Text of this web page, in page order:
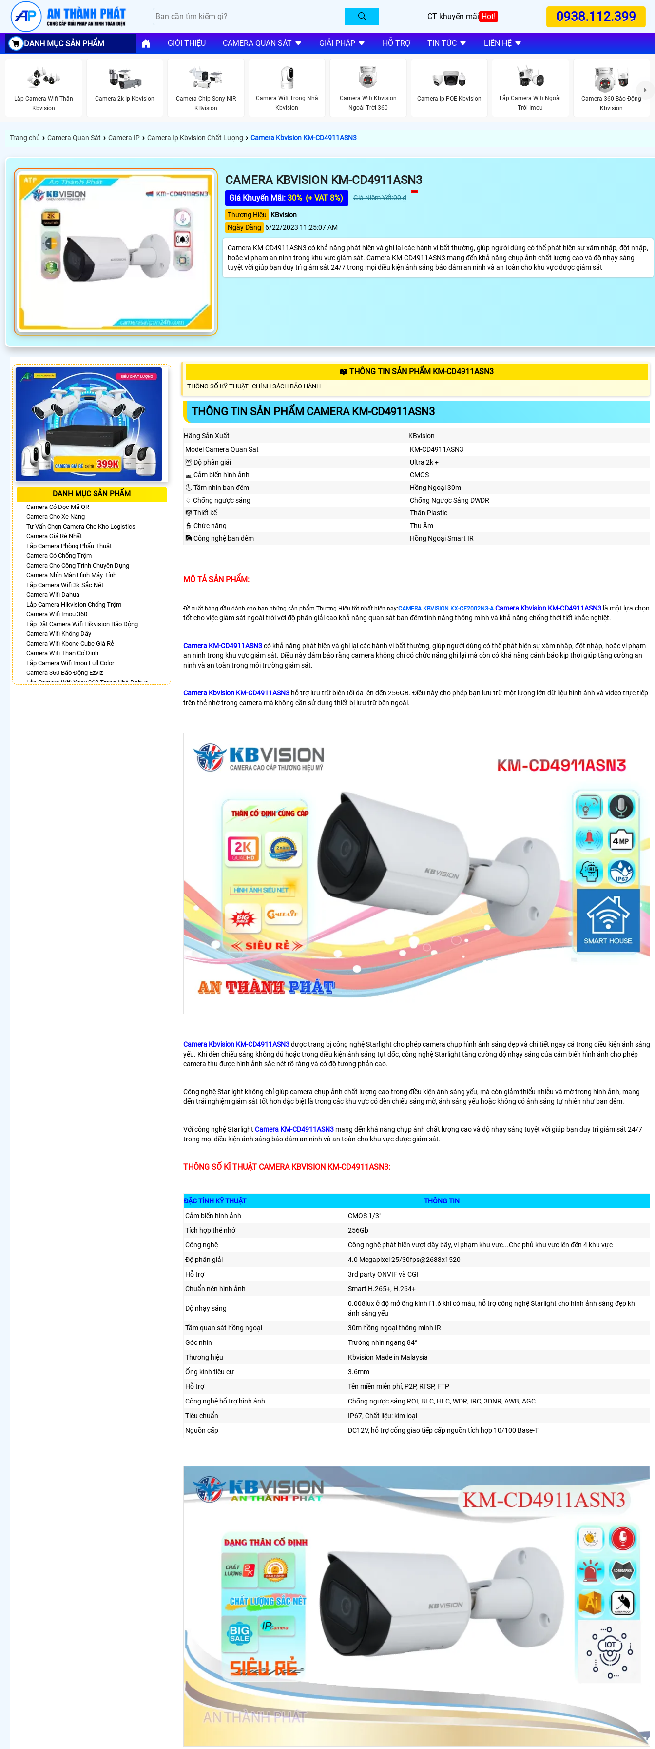
CT khuyến mãi Hot! 0938.112.399
DANH MỤC SẢN PHẨM GIỚI THIỆU CAMERA QUAN SÁT GIẢI PHÁP HỖ TRỢ TIN TỨC LIÊN HỆ
Lắp Camera Wifi Thân
Kbvision
Camera 2k Ip Kbvision
Camera Chip Sony NIR
KBvision
Camera Wifi Trong Nhà
Kbvision
Camera Wifi Kbvision
Ngoài Trời 360
Camera Ip POE Kbvision
Lắp Camera Wifi Ngoài
Trời Imou
Camera 360 Báo Động
Kbvision
Trang chủ › Camera Quan Sát › Camera IP › Camera Ip Kbvision Chất Lượng › Camera Kbvision KM-CD4911ASN3
CAMERA KBVISION KM-CD4911ASN3
Giá Khuyến Mãi: 30% (+ VAT 8%) Giá Niêm Yết:00 ₫
Thương Hiệu
KBvision
Ngày Đăng
6/22/2023 11:25:07 AM
Camera KM-CD4911ASN3 có khả năng phát hiện và ghi lại các hành vi bất thường, giúp người dùng có thể phát hiện sự xâm nhập, đột nhập,
hoặc vi phạm an ninh trong khu vực giám sát. Camera KM-CD4911ASN3 mang đến khả năng chụp ảnh chất lượng cao và độ nhạy sáng
tuyệt vời giúp bạn duy trì giám sát 24/7 trong mọi điều kiện ánh sáng bảo đảm an ninh và an toàn cho khu vực được giám sát
DANH MỤC SẢN PHẨM
Camera Có Đọc Mã QR
Camera Cho Xe Nâng
Tư Vấn Chọn Camera Cho Kho Logistics
Camera Giá Rẻ Nhất
Lắp Camera Phòng Phẩu Thuật
Camera Có Chống Trộm
Camera Cho Công Trình Chuyên Dụng
Camera Nhìn Màn Hình Máy Tính
Lắp Camera Wifi 3k Sắc Nét
Camera Wifi Dahua
Lắp Camera Hikvision Chống Trộm
Camera Wifi Imou 360
Lắp Đặt Camera Wifi Hikvision Báo Động
Camera Wifi Không Dây
Camera Wifi Kbone Cube Giá Rẻ
Camera Wifi Thân Cố Định
Lắp Camera Wifi Imou Full Color
Camera 360 Báo Động Ezviz
Lắp Camera Wifi Xoay 360 Trong Nhà Dahua
📖 THÔNG TIN SẢN PHẨM KM-CD4911ASN3
THÔNG SỐ KỸ THUẬT CHÍNH SÁCH BẢO HÀNH
THÔNG TIN SẢN PHẨM CAMERA KM-CD4911ASN3
Hãng Sản Xuất
KBvision
Model Camera Quan Sát
KM-CD4911ASN3
🦉 Độ phân giải
Ultra 2k +
💻 Cảm biến hình ảnh
CMOS
🌜 Tầm nhìn ban đêm
Hồng Ngoại 30m
♢ Chống ngược sáng
Chống Ngược Sáng DWDR
🎼️ Thiết kế
Thân Plastic
👮 Chức năng
Thu Âm
🎑 Công nghệ ban đêm
Hồng Ngoại Smart IR
MÔ TẢ SẢN PHẨM:
Đề xuất hàng đầu dành cho bạn những sản phẩm Thương Hiệu tốt nhất hiện nay:CAMERA KBVISION KX-CF2002N3-A Camera Kbvision KM-CD4911ASN3 là một lựa chọn
tốt cho việc giám sát ngoài trời với độ phân giải cao khả năng quan sát ban đêm tính năng thông minh và khả năng chống thời tiết khắc nghiệt.
Camera KM-CD4911ASN3có khả năng phát hiện và ghi lại các hành vi bất thường, giúp người dùng có thể phát hiện sự xâm nhập, đột nhập, hoặc vi phạm
an ninh trong khu vực giám sát. Điều này đảm bảo rằng camera không chỉ có chức năng ghi lại mà còn có khả năng cảnh báo kịp thời giúp tăng cường an
ninh và an toàn trong môi trường giám sát.
Camera Kbvision KM-CD4911ASN3 hỗ trợ lưu trữ biên tối đa lên đến 256GB. Điều này cho phép bạn lưu trữ một lượng lớn dữ liệu hình ảnh và video trực tiếp
trên thẻ nhớ trong camera mà không cần sử dụng thiết bị lưu trữ bên ngoài.
Camera Kbvision KM-CD4911ASN3được trang bị công nghệ Starlight cho phép camera chụp hình ảnh sáng đẹp và chi tiết ngay cả trong điều kiện ánh sáng
yếu. Khi đèn chiếu sáng không đủ hoặc trong điều kiện ánh sáng tụt dốc, công nghệ Starlight tăng cường độ nhạy sáng của cảm biến hình ảnh cho phép
camera thu được hình ảnh sắc nét rõ ràng và có độ tương phản cao.
Công nghệ Starlight không chỉ giúp camera chụp ảnh chất lượng cao trong điều kiện ánh sáng yếu, mà còn giảm thiểu nhiễu và mờ trong hình ảnh, mang
đến trải nghiệm giám sát tốt hơn đặc biệt là trong các khu vực có đèn chiếu sáng mờ, ánh sáng yếu hoặc không có ánh sáng tự nhiên như ban đêm.
Với công nghệ Starlight Camera KM-CD4911ASN3 mang đến khả năng chụp ảnh chất lượng cao và độ nhạy sáng tuyệt vời giúp bạn duy trì giám sát 24/7
trong mọi điều kiện ánh sáng bảo đảm an ninh và an toàn cho khu vực được giám sát.
THÔNG SỐ KĨ THUẬT CAMERA KBVISION KM-CD4911ASN3:
ĐẶC TÍNH KỸ THUẬT
THÔNG TIN
Cảm biến hình ảnh
CMOS 1/3"
Tích hợp thẻ nhớ
256Gb
Công nghệ
Công nghệ phát hiện vượt dây bẫy, vi phạm khu vực...Che phủ khu vực lên đến 4 khu vực
Độ phân giải
4.0 Megapixel 25/30fps@2688x1520
Hỗ trợ
3rd party ONVIF và CGI
Chuẩn nén hình ảnh
Smart H.265+, H.264+
Độ nhạy sáng
0.008lux ở độ mở ống kính f1.6 khi có màu, hỗ trợ công nghệ Starlight cho hình ảnh sáng đẹp khi
ánh sáng yếu
Tầm quan sát hồng ngoại
30m hồng ngoại thông minh IR
Góc nhìn
Trường nhìn ngang 84°
Thương hiệu
Kbvision Made in Malaysia
Ống kính tiêu cự
3.6mm
Hỗ trợ
Tên miền miễn phí, P2P, RTSP, FTP
Công nghệ bổ trợ hình ảnh
Chống ngược sáng ROI, BLC, HLC, WDR, IRC, 3DNR, AWB, AGC...
Tiêu chuẩn
IP67, Chất liệu: kim loại
Nguồn cấp
DC12V, hỗ trợ cổng giao tiếp cấp nguồn tích hợp 10/100 Base-T